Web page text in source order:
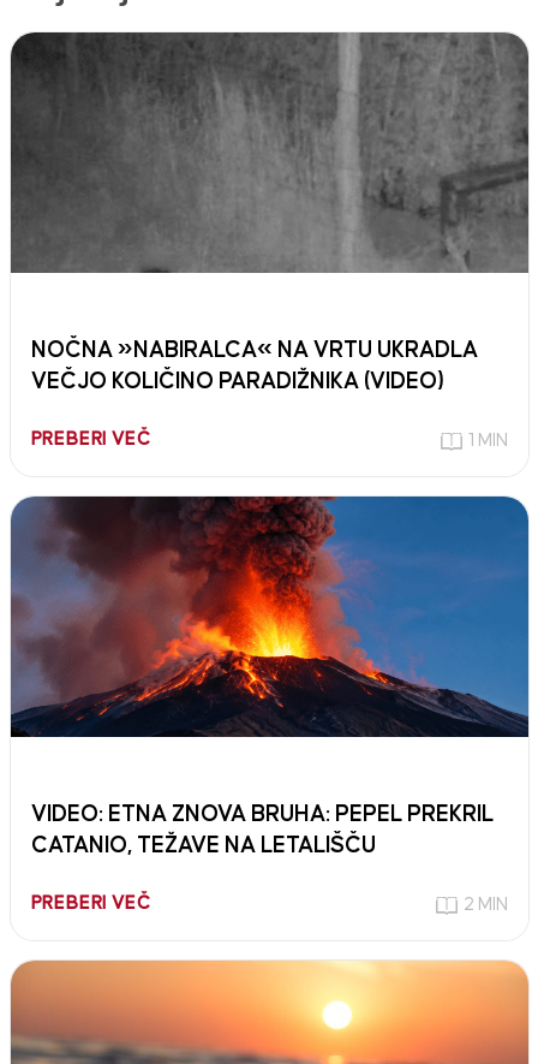
NOČNA »NABIRALCA« NA VRTU UKRADLA
VEČJO KOLIČINO PARADIŽNIKA (VIDEO)
PREBERI VEČ 1 MIN
VIDEO: ETNA ZNOVA BRUHA: PEPEL PREKRIL
CATANIO, TEŽAVE NA LETALIŠČU
PREBERI VEČ 2 MIN